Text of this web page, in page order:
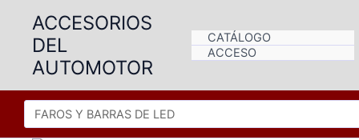
contenido
ACCESORIOS
DEL
AUTOMOTOR
CATÁLOGO
ACCESO